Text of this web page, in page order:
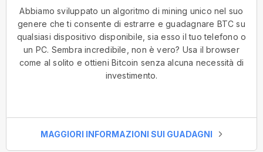
Abbiamo sviluppato un algoritmo di mining unico nel suo
genere che ti consente di estrarre e guadagnare BTC su
qualsiasi dispositivo disponibile, sia esso il tuo telefono o
un PC. Sembra incredibile, non è vero? Usa il browser
come al solito e ottieni Bitcoin senza alcuna necessità di
investimento.
MAGGIORI INFORMAZIONI SUI GUADAGNI